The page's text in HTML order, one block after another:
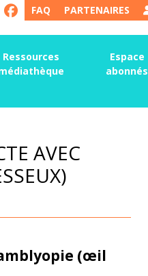
PARTENAIRES
FAQ
Ressources
Espace
abonnés
AVEC
(œil